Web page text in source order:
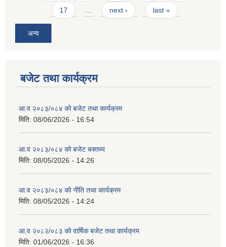
17 next › last »
अन्य
बजेट तथा कार्यक्रम
आ.व २०८३/०८४ को बजेट तथा कार्यक्रम
मिति: 08/06/2026 - 16:54
आ.व २०८३/०८४ को बजेट बक्तब्य
मिति: 08/05/2026 - 14:26
आ.व २०८३/०८४ को नीति तथा कार्यक्रम
मिति: 08/05/2026 - 14:24
आ.व २०८२/०८३ को वार्षिक बजेट तथा कार्यक्रम
मिति: 01/06/2026 - 16:36